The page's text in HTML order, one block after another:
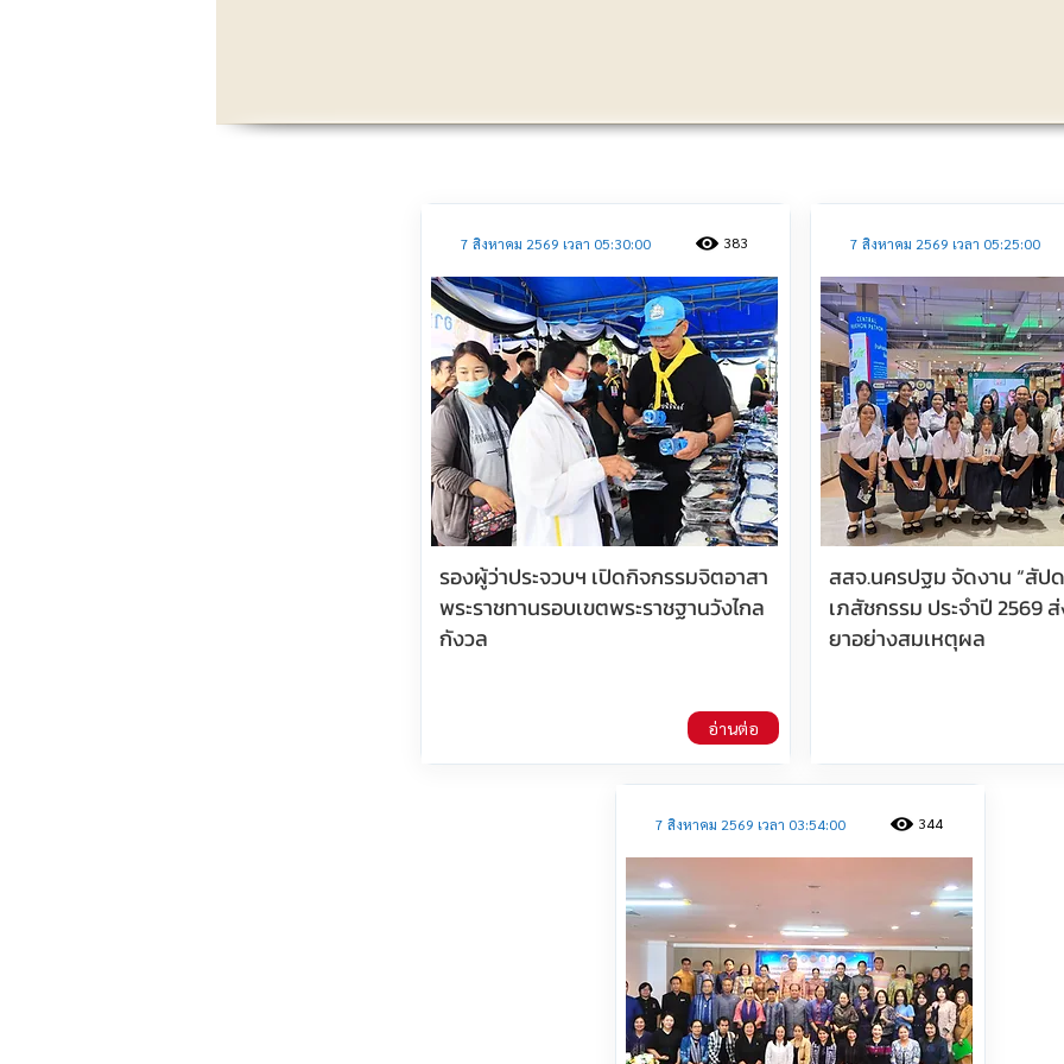
ประชาสัมพันธ์
7 สิงหาคม 2569 เวลา 05:30:00
รองผู้ว่าประจวบฯ เปิดกิจกรรมจิตอาสา
พระราชทานรอบเขตพระราชฐานวังไกล
กังวล
383
อ่านต่อ
7 สิงหาคม 2569 เวลา 05:25:00
สสจ.นครปฐม จัดงาน “สัป
เภสัชกรรม ประจำปี 2569
ยาอย่างสมเหตุผล
7 สิงหาคม 2569 เวลา 03:54:00 344